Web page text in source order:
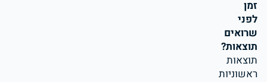
זמן
לפני
שרואים
תוצאות?
תוצאות
ראשוניות